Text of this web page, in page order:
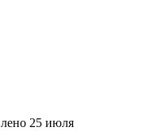
25 июля